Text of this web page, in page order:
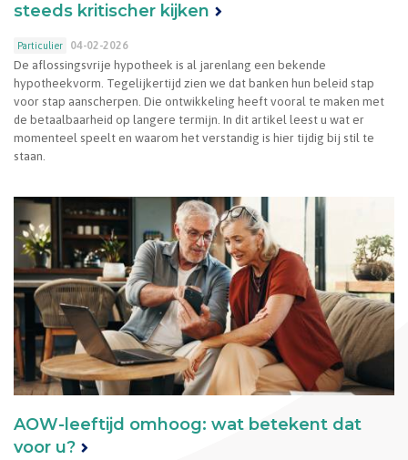
steeds kritischer kijken
Particulier 04-02-2026
De aflossingsvrije hypotheek is al jarenlang een bekende
hypotheekvorm. Tegelijkertijd zien we dat banken hun beleid stap
voor stap aanscherpen. Die ontwikkeling heeft vooral te maken met
de betaalbaarheid op langere termijn. In dit artikel leest u wat er
momenteel speelt en waarom het verstandig is hier tijdig bij stil te
staan.
AOW-leeftijd omhoog: wat betekent dat
voor u?